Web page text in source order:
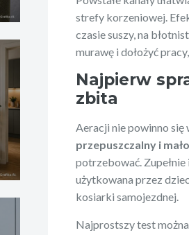
strefy korzeniowej.
czasie suszy, na
murawę i dołożyć
Najpierw
zbita
Aeracji nie powinno się
przepuszczalny i
potrzebować. Zupełnie
użytkowana przez
kosiarki samojezdnej.
Najprostszy test